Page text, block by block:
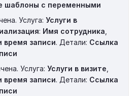
шаблоны с переменными
Услуга: Услуги в
: Имя сотрудника,
время записи. Детали: Ссылка
Услуга: Услуги в визите,
время записи. Детали: Ссылка